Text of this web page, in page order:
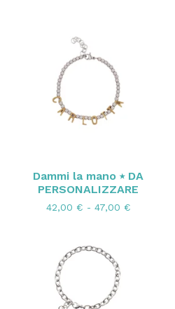
Dammi la mano ⭑ DA
PERSONALIZZARE
42,00 € - 47,00 €